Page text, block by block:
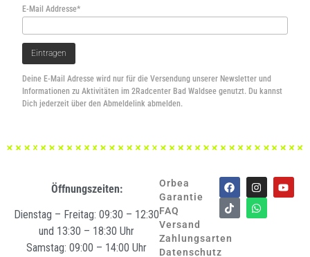
E-Mail Addresse*
Deine E-Mail Adresse wird nur für die Versendung unserer Newsletter und
Informationen zu Aktivitäten im 2Radcenter Bad Waldsee genutzt. Du kannst
Dich jederzeit über den Abmeldelink abmelden.
Öffnungszeiten:
Dienstag – Freitag: 09:30 – 12:30
und 13:30 – 18:30 Uhr
Samstag: 09:00 – 14:00 Uhr
Orbea
Garantie
FAQ
Versand
Zahlungsarten
Datenschutz